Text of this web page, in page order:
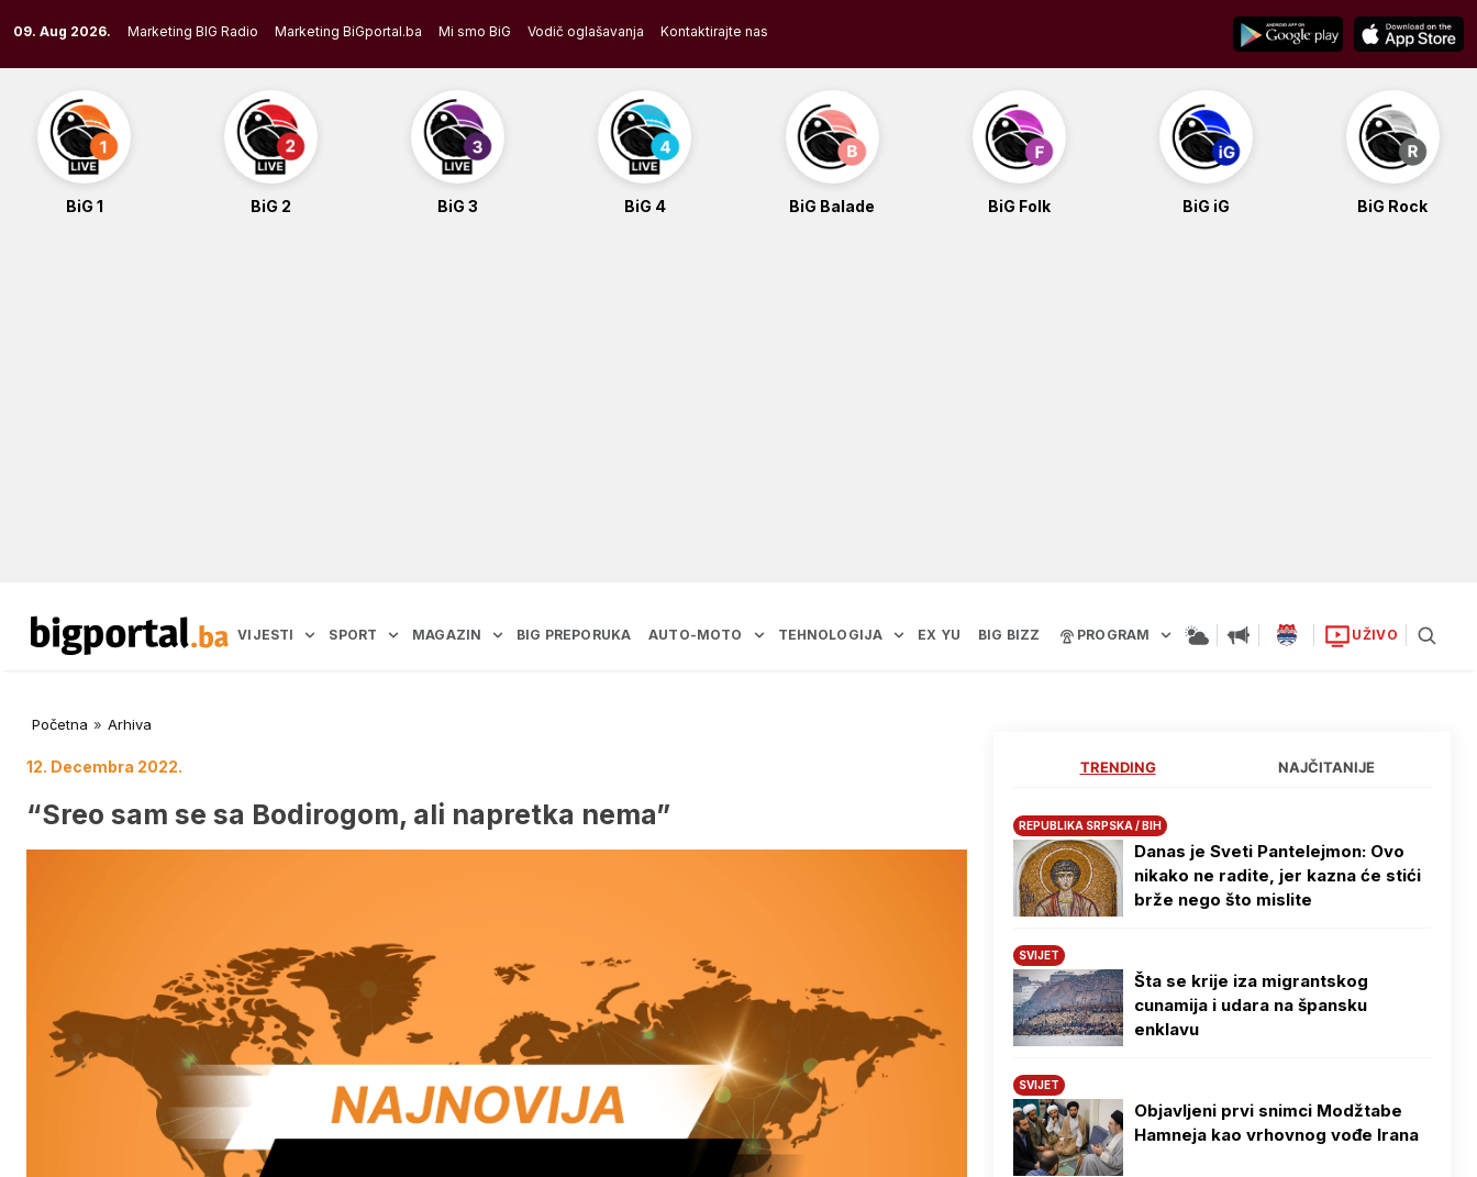
to
content
09. Aug 2026. Marketing BIG Radio Marketing BiGportal.ba Mi smo BiG Vodič oglašavanja Kontaktirajte nas
BiG 1 BiG 2 BiG 3 BiG 4 BiG Balade BiG Folk BiG iG BiG Rock
VIJESTI SPORT MAGAZIN BIG PREPORUKA AUTO-MOTO TEHNOLOGIJA EX YU BIG BIZZ PROGRAM UŽIVO
Početna » Arhiva
12. Decembra 2022.
“Sreo sam se sa Bodirogom, ali napretka nema”
TRENDING NAJČITANIJE
REPUBLIKA SRPSKA / BIH
Danas je Sveti Pantelejmon: Ovo
nikako ne radite, jer kazna će stići
brže nego što mislite
SVIJET
Šta se krije iza migrantskog
cunamija i udara na špansku
enklavu
SVIJET
Objavljeni prvi snimci Modžtabe
Hamneja kao vrhovnog vođe Irana